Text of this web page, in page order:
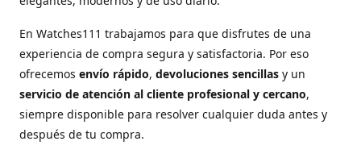
En Watches111 trabajamos para que disfrutes de una
experiencia de compra segura y satisfactoria. Por eso
ofrecemos envío rápido, devoluciones sencillas y un
servicio de atención al cliente profesional y cercano,
siempre disponible para resolver cualquier duda antes y
después de tu compra.